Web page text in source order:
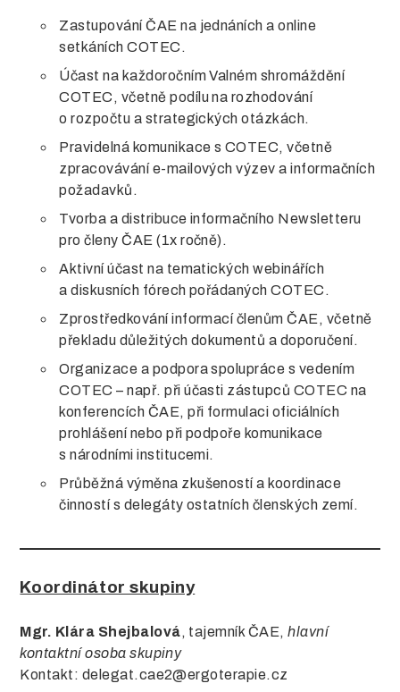
Zastupování ČAE na jednáních a online
setkáních COTEC.
Účast na každoročním Valném shromáždění
COTEC, včetně podílu na rozhodování
o rozpočtu a strategických otázkách.
Pravidelná komunikace s COTEC, včetně
zpracovávání e-mailových výzev a informačních
požadavků.
Tvorba a distribuce informačního Newsletteru
pro členy ČAE (1x ročně).
Aktivní účast na tematických webinářích
a diskusních fórech pořádaných COTEC.
Zprostředkování informací členům ČAE, včetně
překladu důležitých dokumentů a doporučení.
Organizace a podpora spolupráce s vedením
COTEC – např. při účasti zástupců COTEC na
konferencích ČAE, při formulaci oficiálních
prohlášení nebo při podpoře komunikace
s národními institucemi.
Průběžná výměna zkušeností a koordinace
činností s delegáty ostatních členských zemí.
Koordinátor skupiny
Mgr. Klára Shejbalová, tajemník ČAE,hlavní
kontaktní osoba skupiny
Kontakt: delegat.cae2@ergoterapie.cz